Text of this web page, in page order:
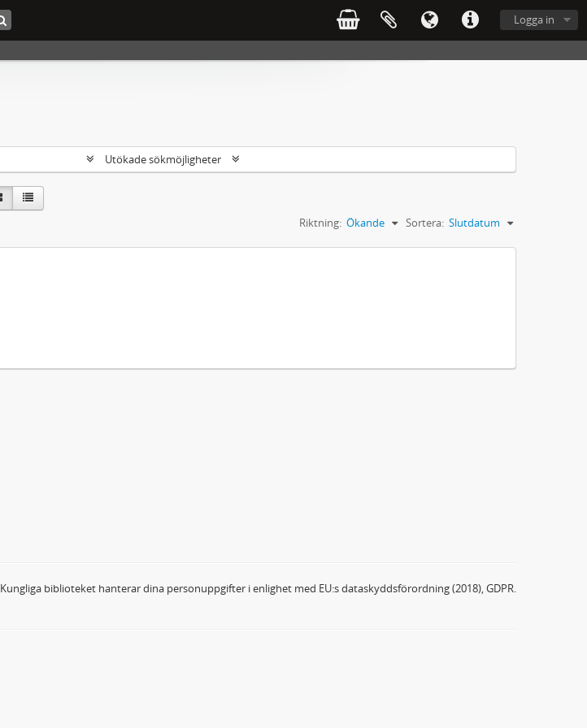
Logga in
Utökade sökmöjligheter
Sortera: Slutdatum
Riktning: Ökande
Kungliga biblioteket hanterar dina personuppgifter i enlighet med EU:s dataskyddsförordning (2018), GDPR.